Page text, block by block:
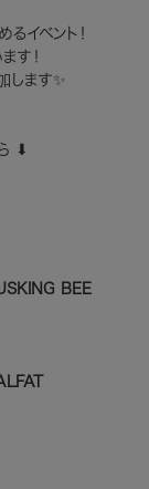
るイベント！
す！
します✨
⬇︎
BEE